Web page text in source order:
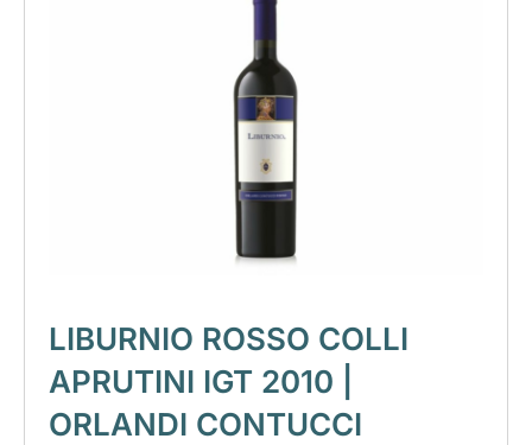
LIBURNIO ROSSO COLLI
APRUTINI IGT 2010 |
ORLANDI CONTUCCI